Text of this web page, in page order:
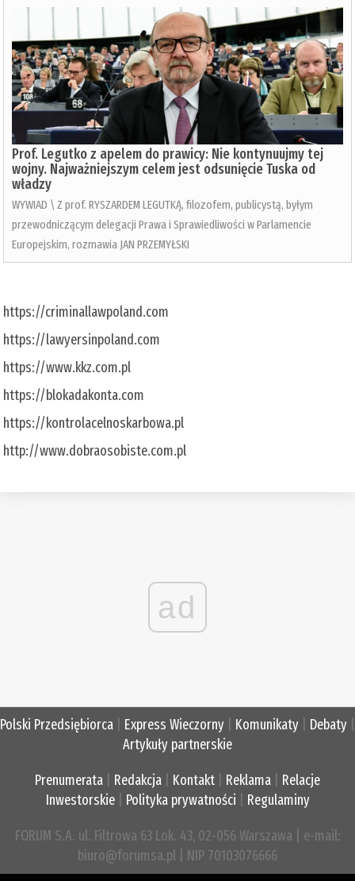
Prof. Legutko z apelem do prawicy: Nie kontynuujmy tej
wojny. Najważniejszym celem jest odsunięcie Tuska od
władzy
WYWIAD \ Z prof. RYSZARDEM LEGUTKĄ, filozofem, publicystą, byłym
przewodniczącym delegacji Prawa i Sprawiedliwości w Parlamencie
Europejskim, rozmawia JAN PRZEMYŁSKI
https://criminallawpoland.com
https://lawyersinpoland.com
https://www.kkz.com.pl
https://blokadakonta.com
https://kontrolacelnoskarbowa.pl
http://www.dobraosobiste.com.pl
ad
Polski Przedsiębiorca Express Wieczorny Komunikaty Debaty
Artykuły partnerskie
Prenumerata Redakcja Kontakt Reklama
Relacje
Inwestorskie| Polityka prywatności Regulaminy
FORUM S.A. ul. Filtrowa 63 Lok. 43, 02-056 Warszawa | e-mail:
biuro@forumsa.pl | NIP 70103076666